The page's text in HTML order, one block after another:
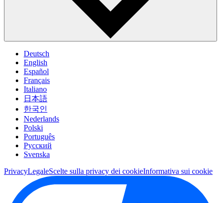
Deutsch
English
Español
Français
Italiano
日本語
한국인
Nederlands
Polski
Português
Pусский
Svenska
PrivacyLegaleScelte sulla privacy dei cookieInformativa sui cookie